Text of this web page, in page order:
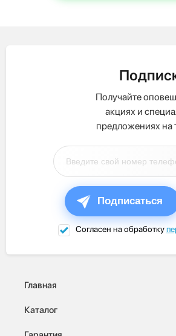
Получайте
акциях и
предложениях на
Подписаться
Согласен на обработку
Главная
Каталог